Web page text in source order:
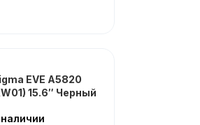
EVE A5820
15.6″ Черный